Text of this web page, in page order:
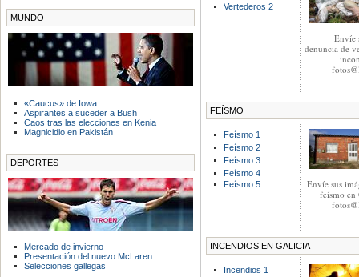
MUNDO
«Caucus» de Iowa
Aspirantes a suceder a Bush
Caos tras las elecciones en Kenia
Magnicidio en Pakistán
DEPORTES
Mercado de invierno
Presentación del nuevo McLaren
Selecciones gallegas
Envíe
denuncia de
Vertederos 2
FEÍSMO
Envíe sus
feísmo en
Feísmo 1
Feísmo 2
Feísmo 3
Feísmo 4
Feísmo 5
INCENDIOS EN GALICIA
Incendios 1